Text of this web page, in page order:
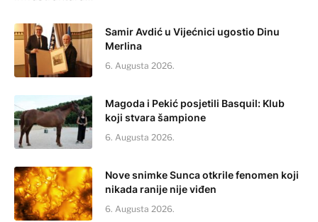
Samir Avdić u Vijećnici ugostio Dinu
Merlina
6. Augusta 2026.
Magoda i Pekić posjetili Basquil: Klub
koji stvara šampione
6. Augusta 2026.
Nove snimke Sunca otkrile fenomen koji
nikada ranije nije viđen
6. Augusta 2026.